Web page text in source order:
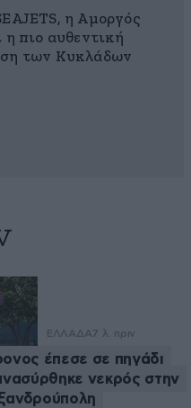
η Αμοργός
η πιο αυθεντική
των Κυκλάδων
ΕΛΛΑΔΑ7 λ. πριν
έπεσε σε πηγάδι
νεκρός στην